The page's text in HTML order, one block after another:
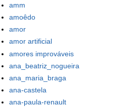
amm
amoêdo
amor
amor artificial
amores improváveis
ana_beatriz_nogueira
ana_maria_braga
ana-castela
ana-paula-renault